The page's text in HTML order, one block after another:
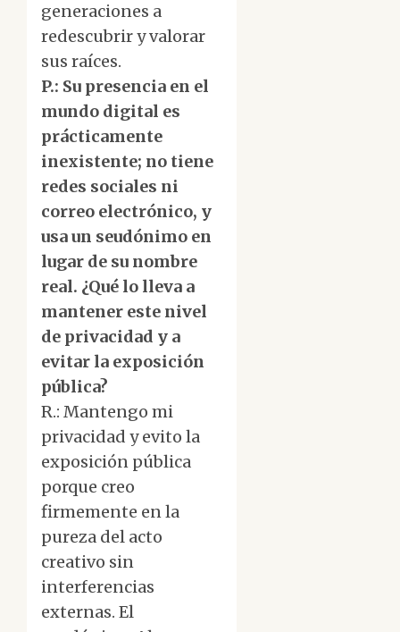
generaciones a
redescubrir y valorar
sus raíces.
P.: Su presencia en el
mundo digital es
prácticamente
inexistente; no tiene
redes sociales ni
correo electrónico, y
usa un seudónimo en
lugar de su nombre
real. ¿Qué lo lleva a
mantener este nivel
de privacidad y a
evitar la exposición
pública?
R.: Mantengo mi
privacidad y evito la
exposición pública
porque creo
firmemente en la
pureza del acto
creativo sin
interferencias
externas. El